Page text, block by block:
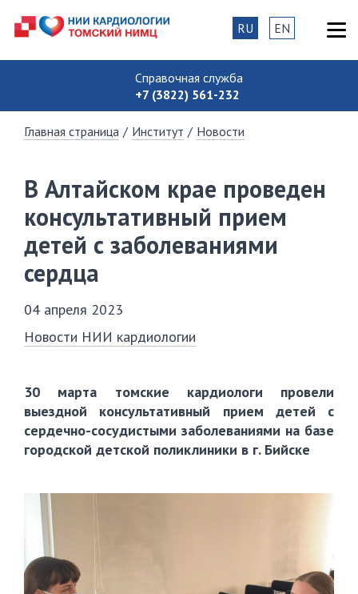
Справочная служба
+7 (3822) 561-232
RU EN
Главная страница / Институт / Новости
В Алтайском крае проведен
консультативный прием
детей с заболеваниями
сердца
04 апреля 2023
Новости НИИ кардиологии
30 марта томские кардиологи провели
выездной консультативный прием детей с
сердечно-сосудистыми заболеваниями на базе
городской детской поликлиники в г. Бийске